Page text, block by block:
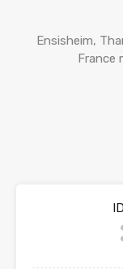
Ensisheim,
France